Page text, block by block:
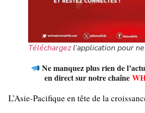
Téléchargezl’application pour
Ne manquez plus rien de
en direct sur notre chaîne
L’Asie-Pacifique en tête de la